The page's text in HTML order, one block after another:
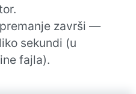
završi —
sekundi (u
fajla).